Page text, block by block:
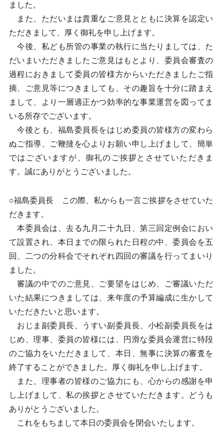
ました。
また、ただいまは貴重なご意見とともに決算を認定い
ただきまして、厚く御礼を申し上げます。
今後、私ども所管の事業の執行に当たりましては、た
だいまいただきましたご意見はもとより、委員会審査の
過程におきまして委員の皆様方からいただきましたご指
摘、ご意見等につきましても、その趣旨を十分に踏まえ
まして、より一層適正かつ効率的な事業運営を図ってま
いる所存でございます。
今後とも、福島委員長をはじめ委員の皆様方の変わら
ぬご指導、ご鞭撻を心よりお願い申し上げまして、簡単
ではございますが、御礼のご挨拶とさせていただきま
す。誠にありがとうございました。
○福島委員長 この際、私からも一言ご挨拶をさせていた
だきます。
本委員会は、去る九月二十九日、第三回定例会におい
て設置され、本日までの限られた日程の中、委員会を五
回、二つの分科会でそれぞれ四回の審議を行ってまいり
ました。
審議の中でのご意見、ご要望をはじめ、ご審議いただ
いた結果につきましては、来年度の予算編成に生かして
いただきたいと思います。
おじま副委員長、うすい副委員長、小松副委員長をは
じめ、理事、委員の皆様には、円滑な委員会運営に特段
のご協力をいただきまして、本日、無事に決算の審査を
終了することができました。厚く御礼を申し上げます。
また、理事者の皆様のご協力にも、心からの感謝を申
し上げまして、私の挨拶とさせていただきます。どうも
ありがとうございました。
これをもちまして本日の委員会を閉会いたします。